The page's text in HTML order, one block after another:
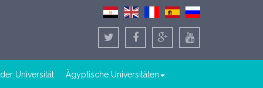
Universität
Ägyptische Universitäten